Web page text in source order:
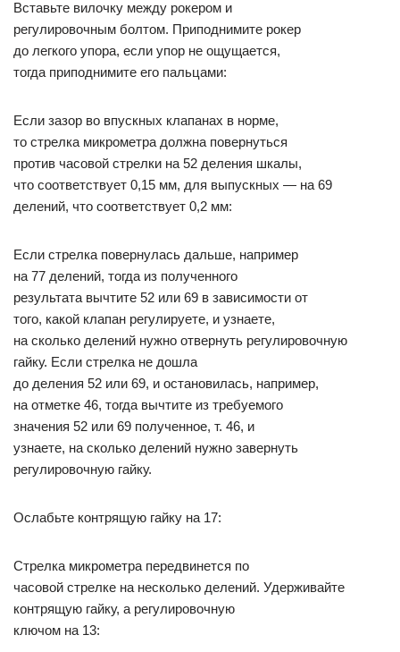
Вставьте вилочку между рокером и
регулировочным болтом. Приподнимите рокер
до легкого упора, если упор не ощущается,
тогда приподнимите его пальцами:
Если зазор во впускных клапанах в норме,
то стрелка микрометра должна повернуться
против часовой стрелки на 52 деления шкалы,
что соответствует 0,15 мм, для выпускных — на 69
делений, что соответствует 0,2 мм:
Если стрелка повернулась дальше, например
на 77 делений, тогда из полученного
результата вычтите 52 или 69 в зависимости от
того, какой клапан регулируете, и узнаете,
на сколько делений нужно отвернуть регулировочную
гайку. Если стрелка не дошла
до деления 52 или 69, и остановилась, например,
на отметке 46, тогда вычтите из требуемого
значения 52 или 69 полученное, т. 46, и
узнаете, на сколько делений нужно завернуть
регулировочную гайку.
Ослабьте контрящую гайку на 17:
Стрелка микрометра передвинется по
часовой стрелке на несколько делений. Удерживайте
контрящую гайку, а регулировочную
ключом на 13: